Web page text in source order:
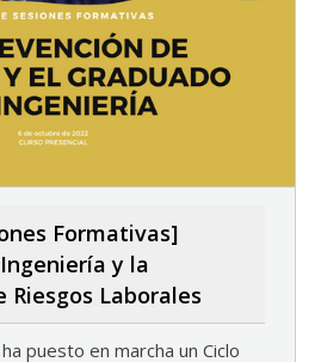
Formativas]
y la
Riesgos Laborales
puesto en marcha un Ciclo